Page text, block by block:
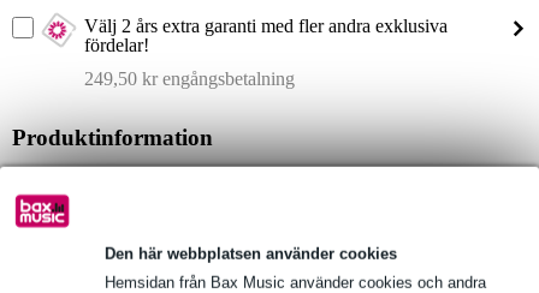
Den här webbplatsen använder cookies
Hemsidan från Bax Music använder cookies och andra
Välj 2 års extra garanti med fler andra exklusiva
fördelar!
249,50 kr engångsbetalning
Produktinformation
koaxial aktiv fullrange-högtalare
modell: LDICOA15A
Fullständiga specifikationer